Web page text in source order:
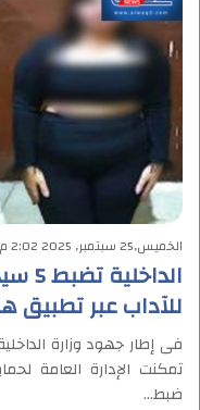
الخميس,25 سبتمبر, 2025 2:02 م
للآداب عبر تطبيق
فى إطار جهود وزارة
تمكنت الإدارة العامة
ضبط…